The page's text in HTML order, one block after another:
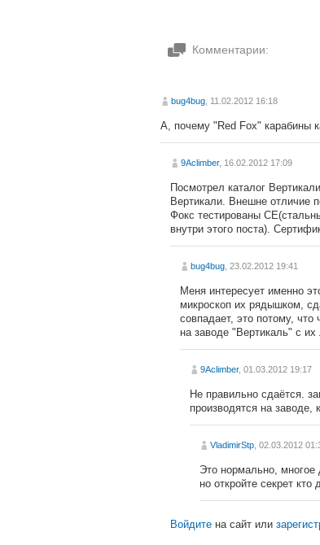
Комментарии:
bug4bug , 11.02.2012 16:18
А, почему "Red Fox" карабины
9Aclimber, 16.02.2012 17:09
Посмотрел каталог
Вертикали. Внешне отличие
Фокс тестированы
внутри этого поста).
bug4bug , 23.02.2012 19:41
Меня интересует именно
микроскоп их рядышком,
совпадает, это потому,
на заводе "Вертикаль" с их
9Aclimber, 01.03.2012 19:17
Не правильно сдаётся.
производятся на
VladimirStp , 02.03.2012
Это нормально, многое
но откройте секрет
Войдите на сайт или